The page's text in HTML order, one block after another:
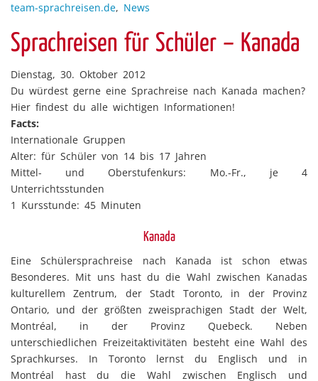
team-sprachreisen.de, News
Sprachreisen für Schüler – Kanada
Dienstag, 30. Oktober 2012
Du würdest gerne eine Sprachreise nach Kanada machen?
Hier findest du alle wichtigen Informationen!
Facts:
Internationale Gruppen
Alter: für Schüler von 14 bis 17 Jahren
Mittel- und Oberstufenkurs: Mo.-Fr., je 4
Unterrichtsstunden
1 Kursstunde: 45 Minuten
Kanada
Eine Schülersprachreise nach Kanada ist schon etwas
Besonderes. Mit uns hast du die Wahl zwischen Kanadas
kulturellem Zentrum, der Stadt Toronto, in der Provinz
Ontario, und der größten zweisprachigen Stadt der Welt,
Montréal, in der Provinz Quebeck. Neben
unterschiedlichen Freizeitaktivitäten besteht eine Wahl des
Sprachkurses. In Toronto lernst du Englisch und in
Montréal hast du die Wahl zwischen Englisch und